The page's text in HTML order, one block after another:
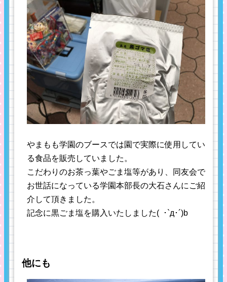
やまもも学園のブースでは園で実際に使用してい
る食品を販売していました。
こだわりのお茶っ葉やごま塩等があり、同友会で
お世話になっている学園本部長の大石さんにご紹
介して頂きました。
記念に黒ごま塩を購入いたしました( ･`д･´)b
他にも